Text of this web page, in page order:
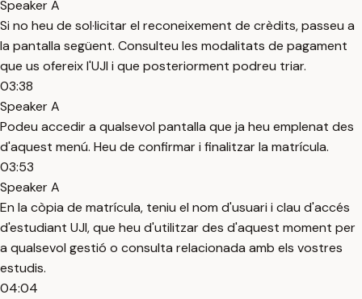
Speaker A
Si no heu de sol·licitar el reconeixement de crèdits, passeu a
la pantalla següent. Consulteu les modalitats de pagament
que us ofereix l'UJI i que posteriorment podreu triar.
03:38
Speaker A
Podeu accedir a qualsevol pantalla que ja heu emplenat des
d'aquest menú. Heu de confirmar i finalitzar la matrícula.
03:53
Speaker A
En la còpia de matrícula, teniu el nom d'usuari i clau d'accés
d'estudiant UJI, que heu d'utilitzar des d'aquest moment per
a qualsevol gestió o consulta relacionada amb els vostres
estudis.
04:04